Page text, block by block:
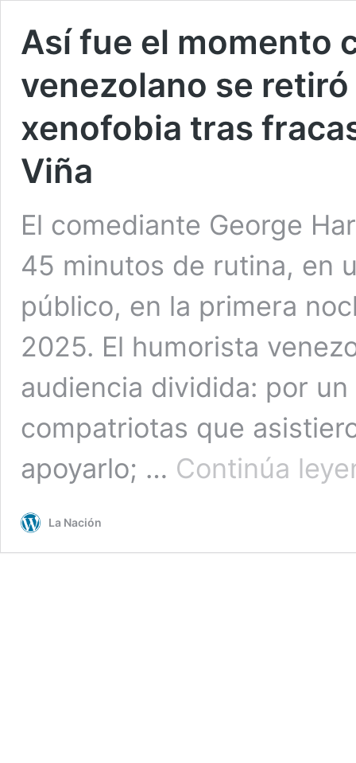
Así fue el momento
venezolano se
xenofobia tras
Viña
El comediante George
45 minutos de rutina, en
público, en la primera
2025. El humorista
audiencia dividida: por
compatriotas que
apoyarlo; … Continúa
La Nación